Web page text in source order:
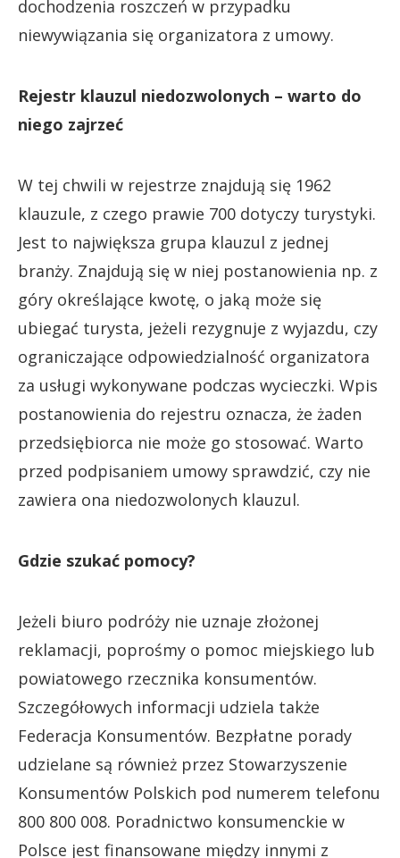
dochodzenia roszczeń w przypadku
niewywiązania się organizatora z umowy.
Rejestr klauzul niedozwolonych – warto do
niego zajrzeć
W tej chwili w rejestrze znajdują się 1962
klauzule, z czego prawie 700 dotyczy turystyki.
Jest to największa grupa klauzul z jednej
branży. Znajdują się w niej postanowienia np. z
góry określające kwotę, o jaką może się
ubiegać turysta, jeżeli rezygnuje z wyjazdu, czy
ograniczające odpowiedzialność organizatora
za usługi wykonywane podczas wycieczki. Wpis
postanowienia do rejestru oznacza, że żaden
przedsiębiorca nie może go stosować. Warto
przed podpisaniem umowy sprawdzić, czy nie
zawiera ona niedozwolonych klauzul.
Gdzie szukać pomocy?
Jeżeli biuro podróży nie uznaje złożonej
reklamacji, poprośmy o pomoc miejskiego lub
powiatowego rzecznika konsumentów.
Szczegółowych informacji udziela także
Federacja Konsumentów. Bezpłatne porady
udzielane są również przez Stowarzyszenie
Konsumentów Polskich pod numerem telefonu
800 800 008. Poradnictwo konsumenckie w
Polsce jest finansowane między innymi z